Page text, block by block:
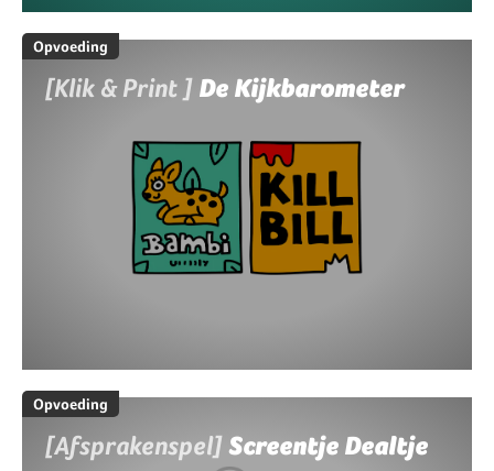
Opvoeding
[Klik & Print ] De Kijkbarometer
Opvoeding
[Afsprakenspel]Screentje Dealtje